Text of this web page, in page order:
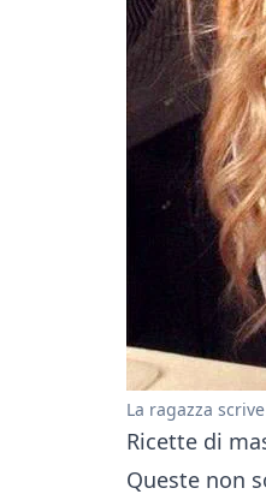
La ragazza
Ricette di
Queste non